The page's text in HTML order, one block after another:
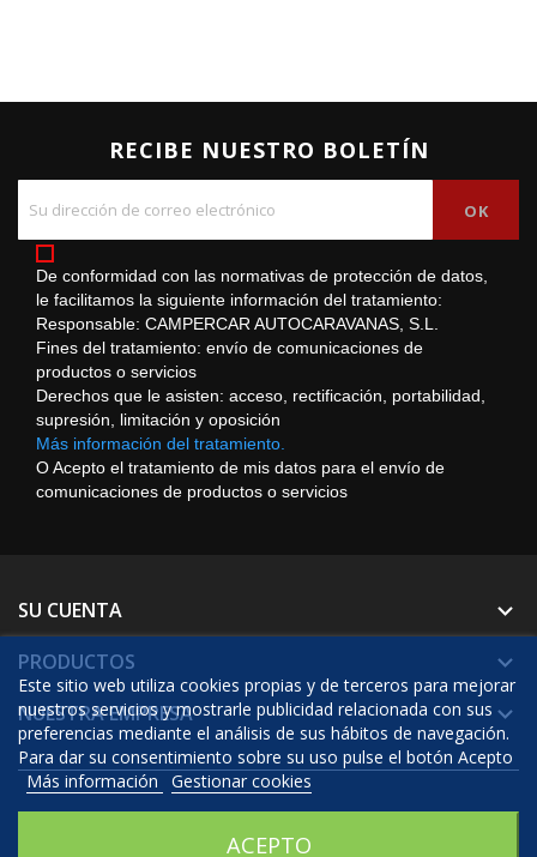
RECIBE NUESTRO BOLETÍN
De conformidad con las normativas de protección de datos,
le facilitamos la siguiente información del tratamiento:
Responsable: CAMPERCAR AUTOCARAVANAS, S.L.
Fines del tratamiento: envío de comunicaciones de
productos o servicios
Derechos que le asisten: acceso, rectificación, portabilidad,
supresión, limitación y oposición
Más información del tratamiento.
O Acepto el tratamiento de mis datos para el envío de
comunicaciones de productos o servicios
SU CUENTA 
PRODUCTOS 
NUESTRA EMPRESA 
Este sitio web utiliza cookies propias y de terceros para mejorar
nuestros servicios y mostrarle publicidad relacionada con sus
preferencias mediante el análisis de sus hábitos de navegación.
Para dar su consentimiento sobre su uso pulse el botón Acepto
Más información
Gestionar cookies
ACEPTO
© 2026 - Software Ecommerce desarrollado por Prestashop™